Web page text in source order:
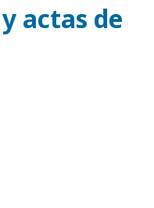
actas de